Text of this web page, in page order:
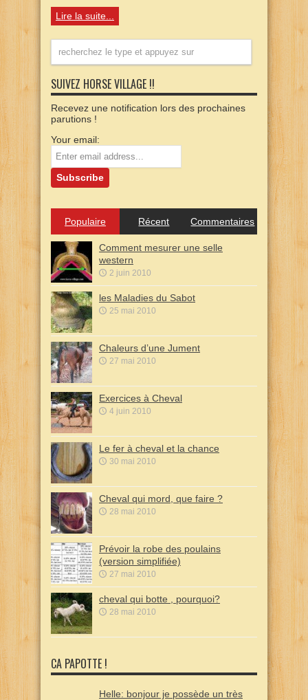
Lire la suite...
SUIVEZ HORSE VILLAGE !!
Recevez une notification lors des prochaines
parutions !
Your email:
Populaire Récent Commentaires
Comment mesurer une selle
western
2 juin 2010
les Maladies du Sabot
25 mai 2010
Chaleurs d’une Jument
27 mai 2010
Exercices à Cheval
4 juin 2010
Le fer à cheval et la chance
30 mai 2010
Cheval qui mord, que faire ?
28 mai 2010
Prévoir la robe des poulains
(version simplifiée)
27 mai 2010
cheval qui botte , pourquoi?
28 mai 2010
CA PAPOTTE !
Helle: bonjour je possède un très